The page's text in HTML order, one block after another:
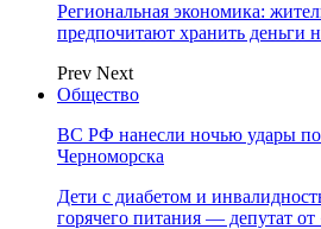
Региональная экономика:
предпочитают хранить деньги
Prev Next
Общество
ВС РФ нанесли ночью удары
Черноморска
Дети с диабетом и
горячего питания — депутат